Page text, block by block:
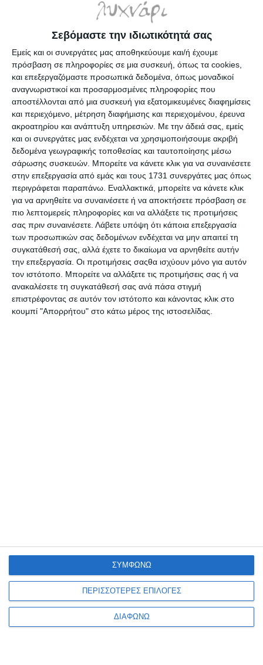
Σεβόμαστε την ιδιωτικότητά σας
Εμείς και οι συνεργάτες μας αποθηκεύουμε και/ή έχουμε
πρόσβαση σε πληροφορίες σε μια συσκευή, όπως τα cookies,
και επεξεργαζόμαστε προσωπικά δεδομένα, όπως μοναδικοί
αναγνωριστικοί και προσαρμοσμένες πληροφορίες που
αποστέλλονται από μια συσκευή για εξατομικευμένες διαφημίσεις
και περιεχόμενο, μέτρηση διαφήμισης και περιεχομένου, έρευνα
ακροατηρίου και ανάπτυξη υπηρεσιών. Με την άδειά σας, εμείς
και οι συνεργάτες μας ενδέχεται να χρησιμοποιήσουμε ακριβή
δεδομένα γεωγραφικής τοποθεσίας και ταυτοποίησης μέσω
σάρωσης συσκευών. Μπορείτε να κάνετε κλικ για να συναινέσετε
στην επεξεργασία από εμάς και τους 1731 συνεργάτες μας όπως
περιγράφεται παραπάνω. Εναλλακτικά, μπορείτε να κάνετε κλικ
για να αρνηθείτε να συναινέσετε ή να αποκτήσετε πρόσβαση σε
πιο λεπτομερείς πληροφορίες και να αλλάξετε τις προτιμήσεις
σας πριν συναινέσετε. Λάβετε υπόψη ότι κάποια επεξεργασία
των προσωπικών σας δεδομένων ενδέχεται να μην απαιτεί τη
συγκατάθεσή σας, αλλά έχετε το δικαίωμα να αρνηθείτε αυτήν
την επεξεργασία. Οι προτιμήσεις σαςθα ισχύουν μόνο για αυτόν
τον ιστότοπο. Μπορείτε να αλλάξετε τις προτιμήσεις σας ή να
ανακαλέσετε τη συγκατάθεσή σας ανά πάσα στιγμή
επιστρέφοντας σε αυτόν τον ιστότοπο και κάνοντας κλικ στο
κουμπί "Απορρήτου" στο κάτω μέρος της ιστοσελίδας.
ΠΕΡΙΣΣΟΤΕΡΕΣ ΕΠΙΛΟΓΕΣ
ΔΙΑΦΩΝΩ
ΣΥΜΦΩΝΩ
Ταξιδεύοντας - Ισπανία
Διαθέσιμο
15,93€
Ταξιδεύοντας - Ρουσία
Διαθέσιμο
15,93€
Κατηγορίες
Κατασκευαστές
Ενημερωτικό δελτίο
VIRTUAL TOUR